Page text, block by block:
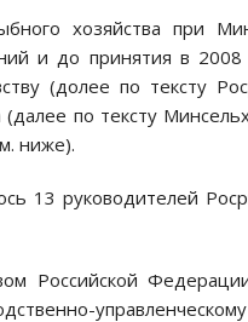
хозяйства при
и до принятия в
(долее по тексту
(далее по тексту
ниже).
13 руководителей
Российской